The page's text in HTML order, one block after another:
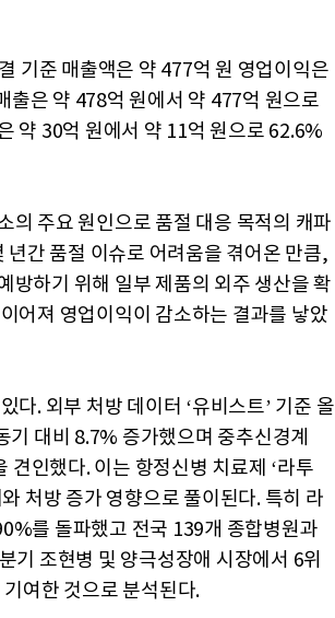
기준 매출액은 약 477억 원 영업이익은
출은 약 478억 원에서 약 477억 원으로
약 30억 원에서 약 11억 원으로 62.6%
의 주요 원인으로 품절 대응 목적의 캐파
간 품절 이슈로 어려움을 겪어온 만큼,
방하기 위해 일부 제품의 외주 생산을 확
어져 영업이익이 감소하는 결과를 낳았
다. 외부 처방 데이터 ‘유비스트’ 기준 올
대비 8.7% 증가했으며 중추신경계
인했다. 이는 항정신병 치료제 ‘라투
처방 증가 영향으로 풀이된다. 특히 라
를 돌파했고 전국 139개 종합병원과
기 조현병 및 양극성장애 시장에서 6위
여한 것으로 분석된다.